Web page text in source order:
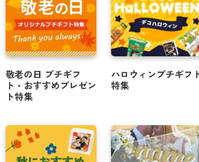
敬老の日 プチギフ
ト・おすすめプレゼン
ト特集
ハロウィンプチギフ
特集